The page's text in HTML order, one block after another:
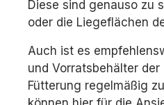
Diese sind genauso zu
oder die Liegeflächen
Auch ist es
und Vorratsbehälter
Fütterung regelmäßig